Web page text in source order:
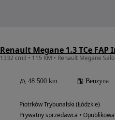
Renault Megane 1.3 TCe FAP
1332 cm3 • 115 KM • Renault Megane
48 500 km Benzyna
Piotrków Trybunalski (Łódzkie)
Prywatny sprzedawca •